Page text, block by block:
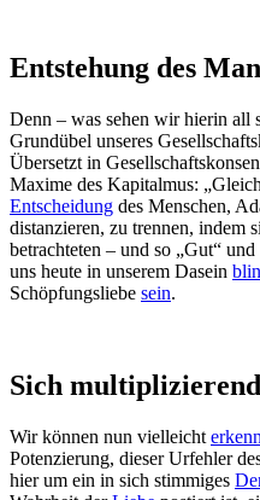
Entstehung des
Denn – was sehen wir hierin all
Grundübel unseres
Übersetzt in
Maxime des Kapitalmus:
Entscheidung des Menschen,
distanzieren, zu trennen, indem
betrachteten – und so „Gut“
uns heute in unserem Dasein
Schöpfungsliebe sein.
Sich
Wir können nun vielleicht
Potenzierung, dieser Urfehler
hier um ein in sich stimmiges